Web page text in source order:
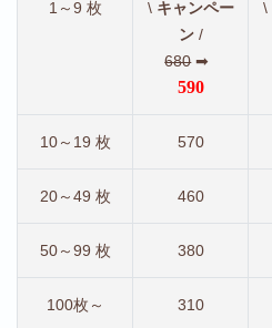
1～9 枚 \ キャンペー
ン/
680➡
590
\
10～19 枚 570
20～49 枚 460
50～99 枚 380
100枚～ 310